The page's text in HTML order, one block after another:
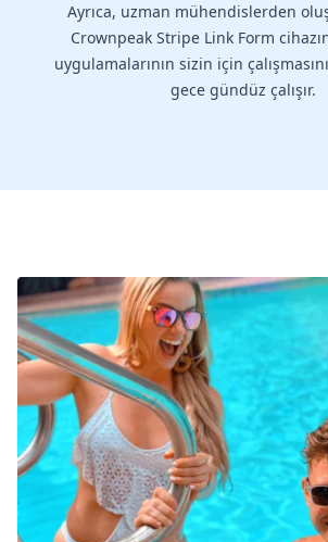
Ayrıca, uzman mühendislerden
Crownpeak Stripe Link Form
uygulamalarının sizin için
gece gündüz çalışır.